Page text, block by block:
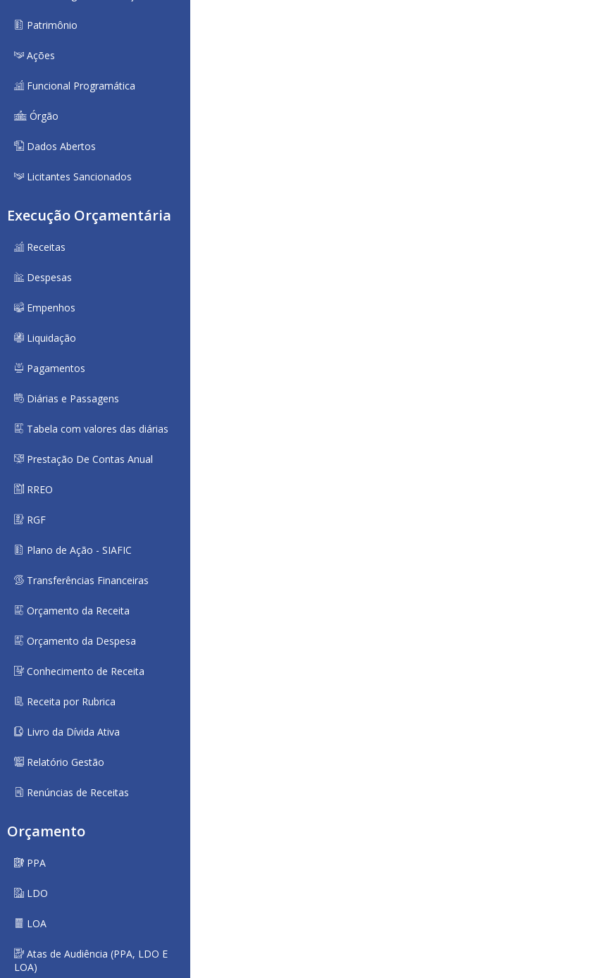
Patrimônio
Ações
Funcional Programática
Órgão
Dados Abertos
Licitantes Sancionados
Execução Orçamentária
Receitas
Despesas
Empenhos
Liquidação
Pagamentos
Diárias e Passagens
Tabela com valores das diárias
Prestação De Contas Anual
RREO
RGF
Plano de Ação - SIAFIC
Transferências Financeiras
Orçamento da Receita
Orçamento da Despesa
Conhecimento de Receita
Receita por Rubrica
Livro da Dívida Ativa
Relatório Gestão
Renúncias de Receitas
Orçamento
PPA
LDO
LOA
Atas de Audiência (PPA, LDO E
LOA)